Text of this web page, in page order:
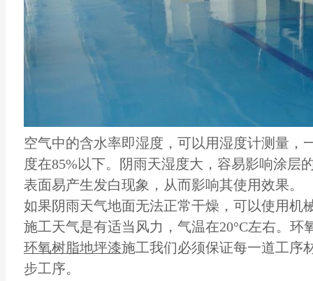
空气中的含水率即湿度，可以用湿度计测量，
度在85%以下。阴雨天湿度大，容易影响涂层
表面易产生发白现象，从而影响其使用效果。
如果阴雨天气地面无法正常干燥，可以使用机
施工天气是有适当风力，气温在20°C左右。环
环氧树脂地坪漆施工我们必须保证每一道工序
步工序。